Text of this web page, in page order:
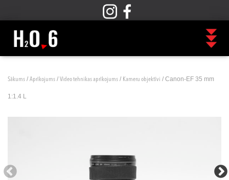
Sākums / Aprīkojums / Video tehnikas aprīkojums / Kameru objektīvi / Canon-EF 35 mm
1:1.4 L